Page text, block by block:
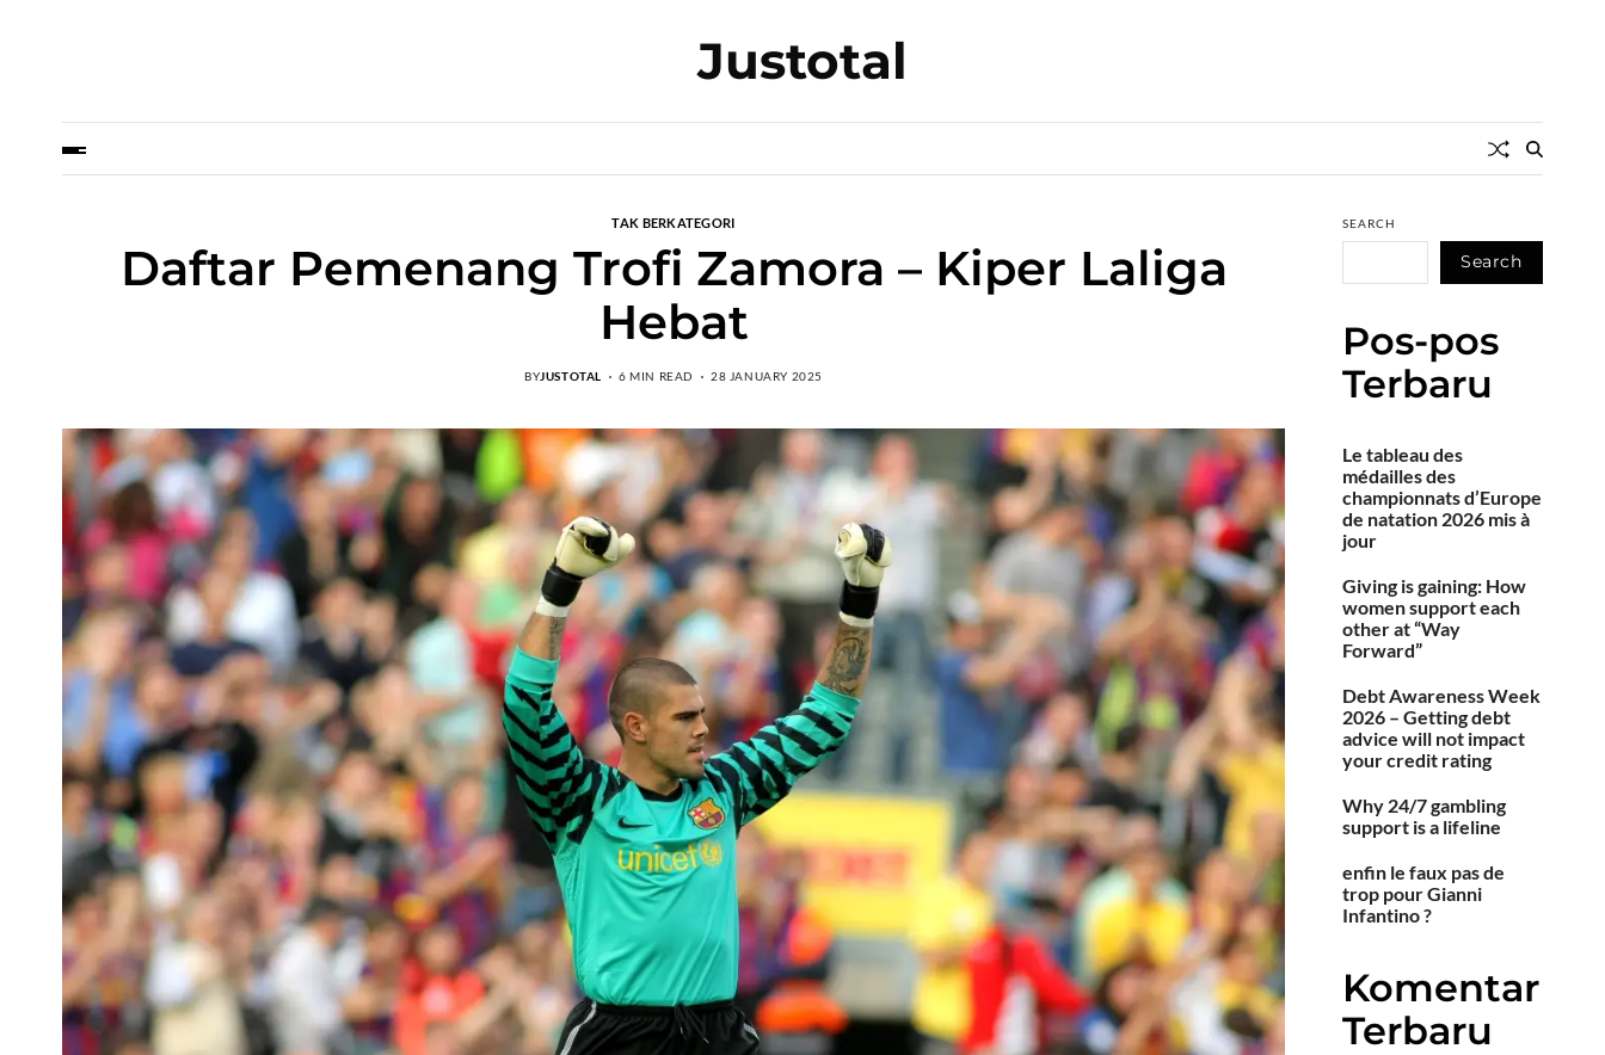
Justotal
TAK BERKATEGORI
Daftar Pemenang Trofi Zamora – Kiper Laliga
Hebat
BYJUSTOTAL 6 MIN READ 28 JANUARY 2025
SEARCH
Search
Pos-pos
Terbaru
Le tableau des
médailles des
championnats d’Europe
de natation 2026 mis à
jour
Giving is gaining: How
women support each
other at “Way
Forward”
Debt Awareness Week
2026 – Getting debt
advice will not impact
your credit rating
Why 24/7 gambling
support is a lifeline
enfin le faux pas de
trop pour Gianni
Infantino ?
Komentar
Terbaru